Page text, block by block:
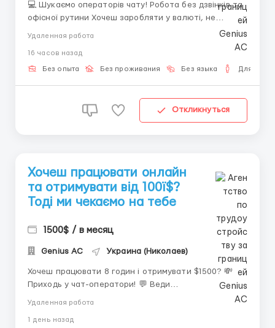
💻 Шукаємо операторів чату! Робота без дзвінків та
офісної рутини Хочеш заробляти у валюті, не
виходячи з дому? Ми пропонуємо просту та цікаву
мовою. Для роботи тобі знадобиться: Власний
ноутбук або ПК (це обов'язкова умова); ...
Удаленная работа
16 часов назад
Без опыта Без проживания Без языка Для
Откликнуться
Хочеш працювати онлайн
та отримувати від 100ї$?
Тоді ми чекаємо на тебе
1500$ / в месяц
Genius AС Украина (Николаев)
Хочеш працювати 8 годин і отримувати $1500? 💸
Приходь у чат-оператори! 💬 Веди
листування,обговорюй кіно, повсякденне життя— і
Без дзвінків або відео ✅ З навчанням та вбудованим
Удаленная работа
1 день назад